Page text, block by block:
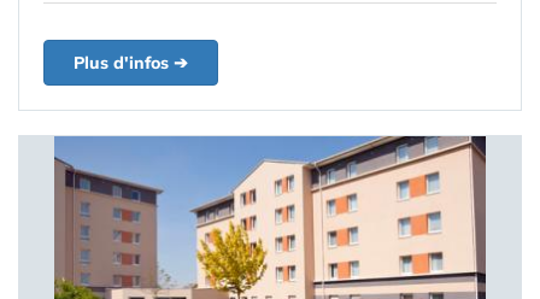
Plus d'infos ➔